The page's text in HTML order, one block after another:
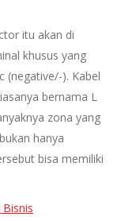
itu akan di
khusus yang
(negative/-). Kabel
bernama L
zona yang
hanya
bisa memiliki